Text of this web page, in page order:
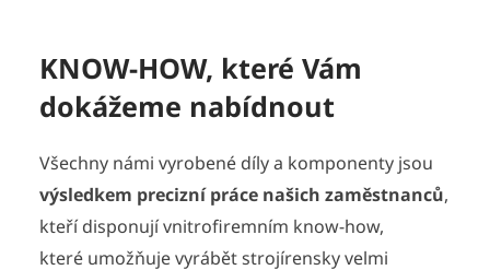
KNOW-HOW, které Vám
dokážeme nabídnout
Všechny námi vyrobené díly a komponenty jsou
výsledkem precizní práce našich zaměstnanců,
kteří disponují vnitrofiremním know-how,
které umožňuje vyrábět strojírensky velmi